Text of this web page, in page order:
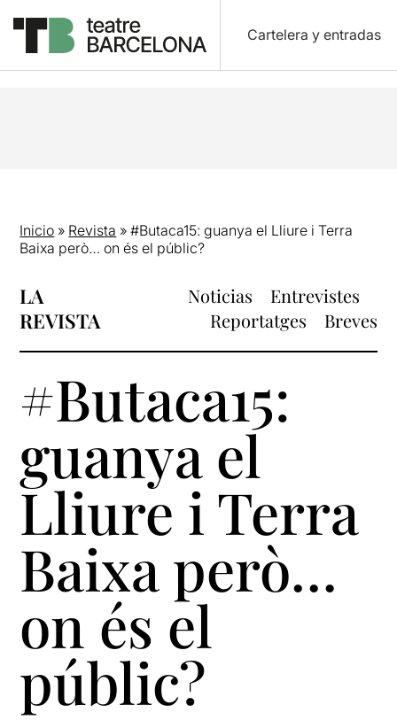
Cartelera y entradas
Inicio » Revista »#Butaca15: guanya el Lliure i Terra
Baixa però… on és el públic?
LA
REVISTA
Noticias
Entrevistes
Reportatges
Breves
#Butaca15:
guanya el
Lliure i Terra
Baixa però…
on és el
públic?